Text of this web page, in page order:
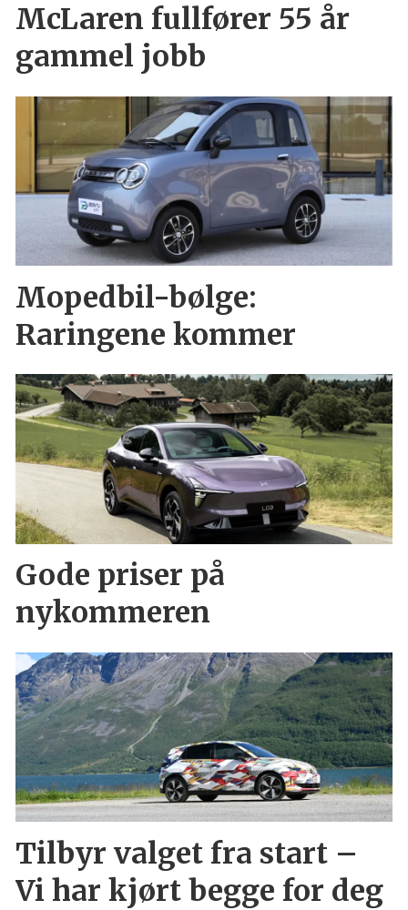
McLaren fullfører 55 år
gammel jobb
Mopedbil-bølge:
Raringene kommer
Gode priser på
nykommeren
Tilbyr valget fra start –
Vi har kjørt begge for deg